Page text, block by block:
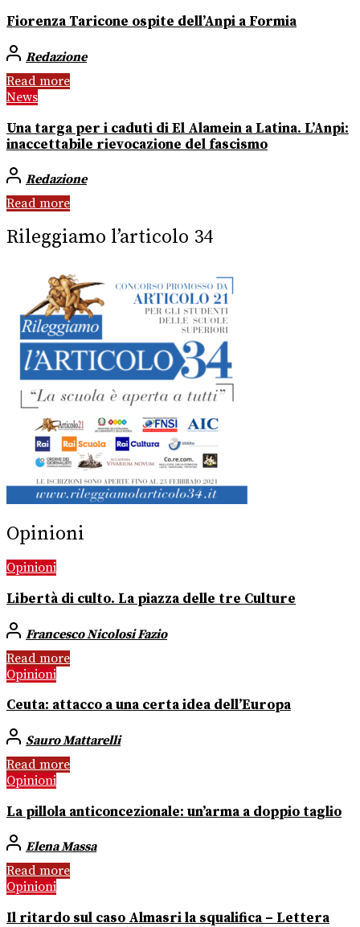
Fiorenza Taricone ospite dell’Anpi a Formia
Redazione
Read more
News
Una targa per i caduti di El Alamein a Latina. L’Anpi:
inaccettabile rievocazione del fascismo
Redazione
Read more
Rileggiamo l’articolo 34
Opinioni
Opinioni
Libertà di culto. La piazza delle tre Culture
Francesco Nicolosi Fazio
Read more
Opinioni
Ceuta: attacco a una certa idea dell’Europa
Sauro Mattarelli
Read more
Opinioni
La pillola anticoncezionale: un’arma a doppio taglio
Elena Massa
Read more
Opinioni
Il ritardo sul caso Almasri la squalifica – Lettera